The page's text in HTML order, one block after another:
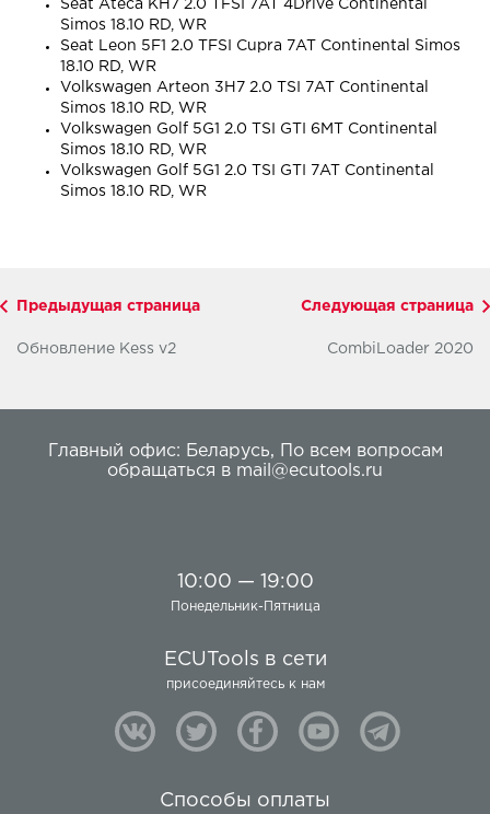
Seat Ateca KH7 2.0 TFSI 7AT 4Drive Continental
Simos 18.10 RD, WR
Seat Leon 5F1 2.0 TFSI Cupra 7AT Continental Simos
18.10 RD, WR
Volkswagen Arteon 3H7 2.0 TSI 7AT Continental
Simos 18.10 RD, WR
Volkswagen Golf 5G1 2.0 TSI GTI 6MT Continental
Simos 18.10 RD, WR
Volkswagen Golf 5G1 2.0 TSI GTI 7AT Continental
Simos 18.10 RD, WR
Предыдущая страница
Обновление Kess v2
Следующая страница
CombiLoader 2020
Главный офис: Беларусь,
По всем вопросам
обращаться в mail@ecutools.ru
10:00 — 19:00
Понедельник-Пятница
ECUTools в сети
присоединяйтесь к нам
Способы оплаты